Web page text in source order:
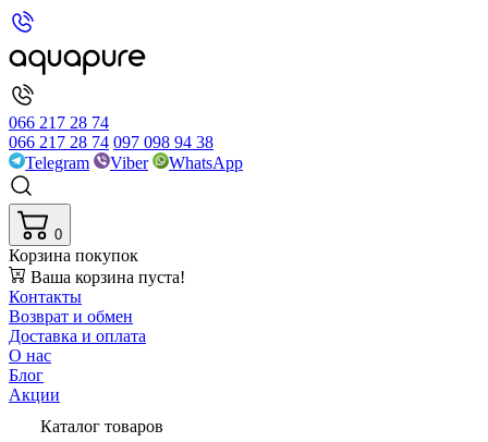
066 217 28 74
066 217 28 74 097 098 94 38
Telegram
Viber WhatsApp
0
Корзина покупок
Ваша корзина пуста!
Контакты
Возврат и обмен
Доставка и оплата
О нас
Блог
Акции
Каталог товаров